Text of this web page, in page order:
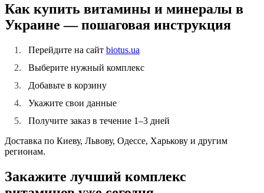
Как купить витамины и минералы в
Украине — пошаговая инструкция
Перейдите на сайт biotus.ua
Выберите нужный комплекс
Добавьте в корзину
Укажите свои данные
Получите заказ в течение 1–3 дней
Доставка по Киеву, Львову, Одессе, Харькову и другим
регионам.
Закажите лучший комплекс